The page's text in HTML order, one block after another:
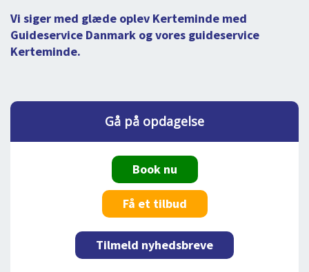
Vi siger med glæde oplev Kerteminde med
Guideservice Danmark og vores guideservice
Kerteminde.
Gå på opdagelse
Book nu
Få et tilbud
Tilmeld nyhedsbreve